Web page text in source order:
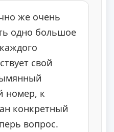
же очень
одно большое
свой
номер, к
конкретный
вопрос.